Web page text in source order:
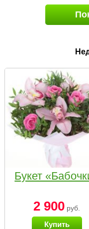
Букет
2 900 руб.
Купить